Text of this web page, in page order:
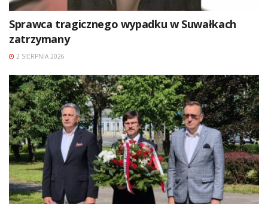
Sprawca tragicznego wypadku w Suwałkach
zatrzymany
2 SIERPNIA 2026